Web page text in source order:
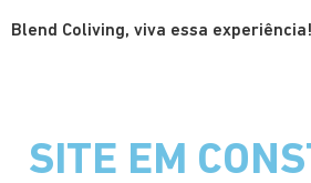
Blend Coliving, viva essa experiência!
SITE EM